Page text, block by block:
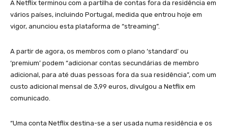
A Netflix terminou com a partilha de contas fora da residência em
vários países, incluindo Portugal, medida que entrou hoje em
vigor, anunciou esta plataforma de “streaming”.
A partir de agora, os membros com o plano ‘standard’ ou
‘premium’ podem “adicionar contas secundárias de membro
adicional, para até duas pessoas fora da sua residência”, com um
custo adicional mensal de 3,99 euros, divulgou a Netflix em
comunicado.
“Uma conta Netflix destina-se a ser usada numa residência e os